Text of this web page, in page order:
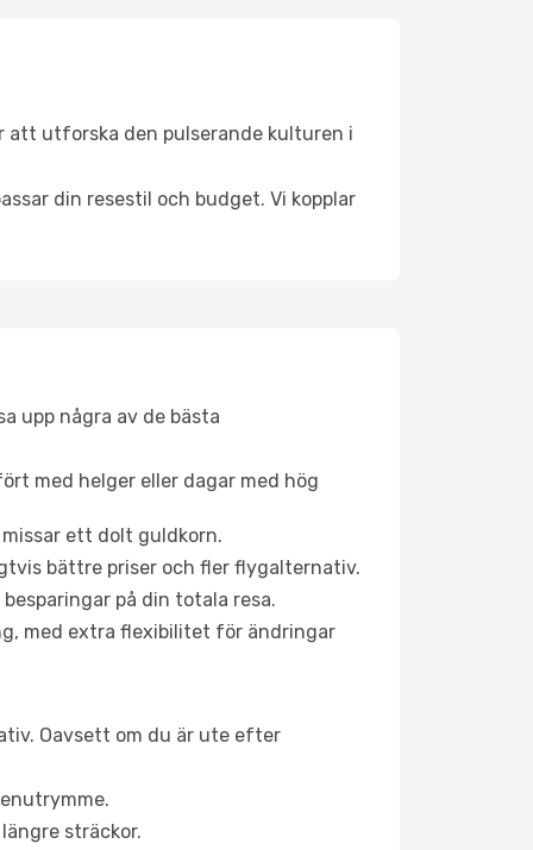
att utforska den pulserande kulturen i
din resestil och budget. Vi kopplar
upp några av de bästa
med helger eller dagar med hög
ett dolt guldkorn.
bättre priser och fler flygalternativ.
på din totala resa.
med extra flexibilitet för ändringar
Oavsett om du är ute efter
sträckor.